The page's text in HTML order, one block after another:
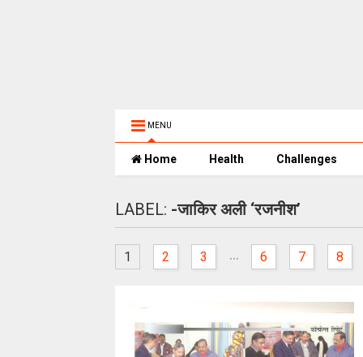
MENU
Home Health Challenges
LABEL: -जाकिर अली ‘रजनीश’
1 2 3 ... 6 7 8